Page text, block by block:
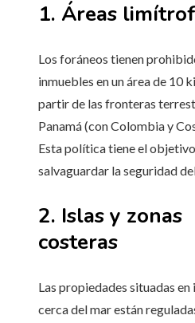
1. Áreas
Los foráneos tienen
inmuebles en un área de 10
partir de las fronteras
Panamá (con Colombia y
Esta política tiene el
salvaguardar la seguridad
2. Islas y zonas
costeras
Las propiedades situadas en
cerca del mar están